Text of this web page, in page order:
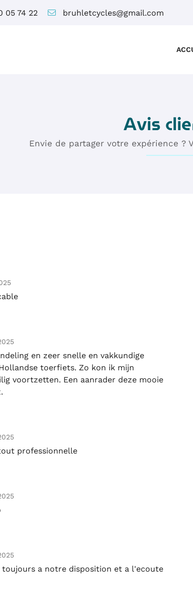
05 74 22
nos propositions
Vous pouvez vous désinscrire
Avis
Envie de partager votre expérience ?
en zeer snelle en vakkundige
toerfiets. Zo kon ik mijn
voortzetten. Een aanrader deze mooie
professionnelle
toujours a notre disposition et a l'ecoute